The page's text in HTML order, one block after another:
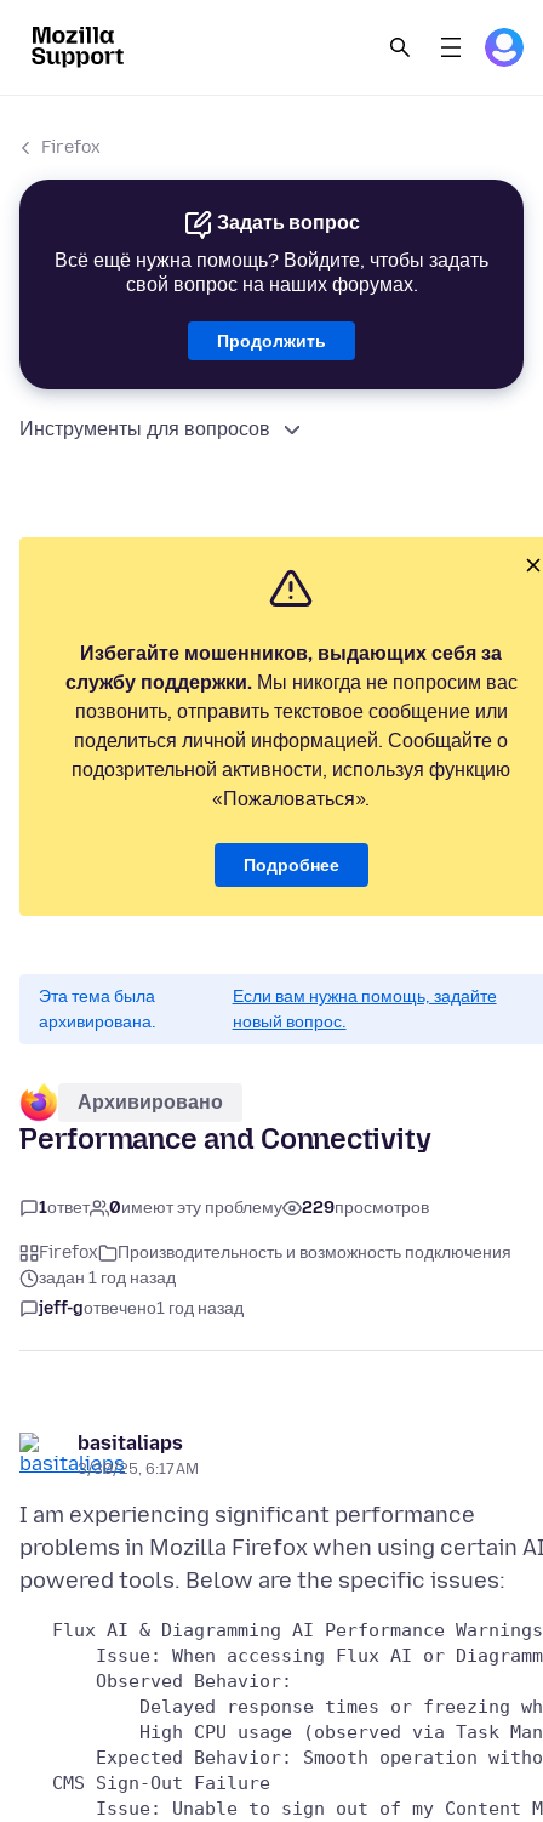
Firefox
Задать вопрос
Всё ещё нужна помощь? Войдите, чтобы задать
свой вопрос на наших форумах.
Продолжить
Инструменты для вопросов
Избегайте мошенников, выдающих себя за
службу поддержки.Мы никогда не попросим вас
позвонить, отправить текстовое сообщение или
поделиться личной информацией. Сообщайте о
подозрительной активности, используя функцию
«Пожаловаться».
Подробнее
Эта тема была
архивирована.
Если вам нужна помощь, задайте
новый вопрос.
Архивировано
Performance and Connectivity
1ответ 0имеют эту проблему 229просмотров
Firefox
Производительность и возможность подключения
задан 1 год назад
jeff-gотвечено1 год назад
basitaliaps
3/30/25, 6:17 AM
I am experiencing significant performance
problems in Mozilla Firefox when using certain